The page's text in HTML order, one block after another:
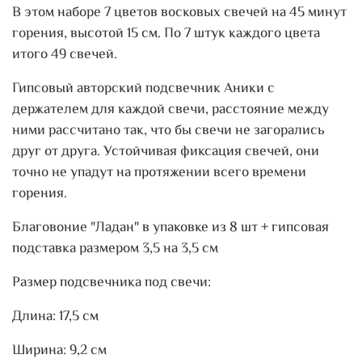
В этом наборе 7 цветов восковых свечей на 45 минут
горения, высотой 15 см. По 7 штук каждого цвета
итого 49 свечей.
Гипсовый авторский подсвечник Аники с
держателем для каждой свечи, расстояние между
ними рассчитано так, что бы свечи не загорались
друг от друга. Устойчивая фиксация свечей, они
точно не упадут на протяжении всего времени
горения.
Благовоние "Ладан" в упаковке из 8 шт + гипсовая
подставка размером 3,5 на 3,5 см
Размер подсвечника под свечи:
Длина: 17,5 см
Ширина: 9,2 см